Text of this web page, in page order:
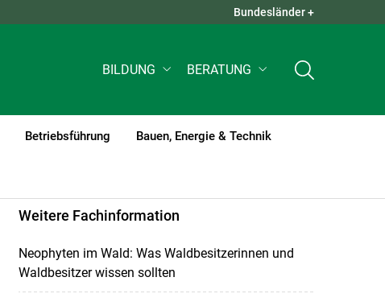
QUICK LINKS +
Bundesländer +
BILDUNG BERATUNG
Betriebsführung Bauen, Energie & Technik
Weitere Fachinformation
Neophyten im Wald: Was Waldbesitzerinnen und
Waldbesitzer wissen sollten